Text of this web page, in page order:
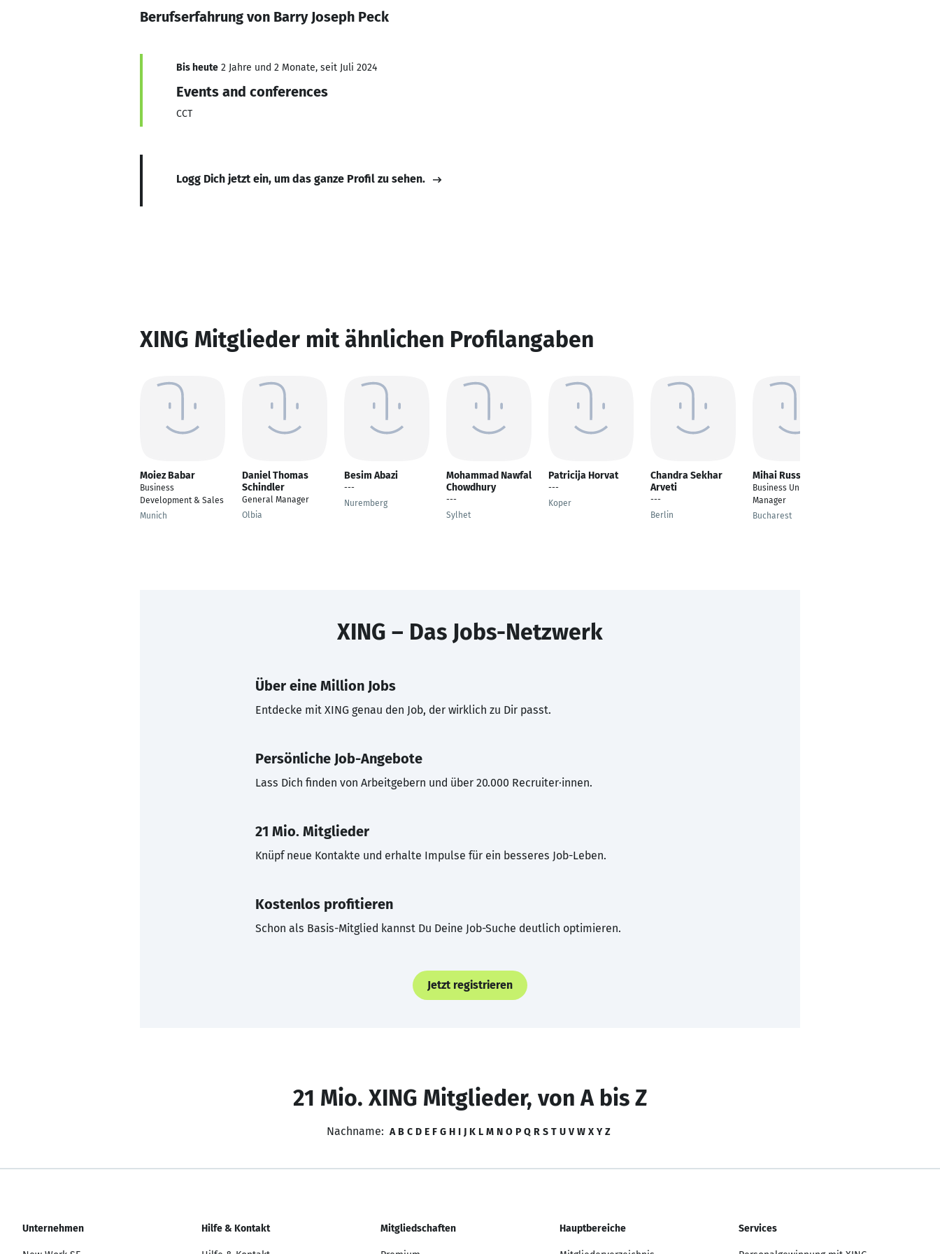
Berufserfahrung von Barry Joseph Peck
Bis heute 2 Jahre und 2 Monate, seit Juli 2024
Events and conferences
CCT
Logg Dich jetzt ein, um das ganze Profil zu sehen.
XING Mitglieder mit ähnlichen Profilangaben
Moiez Babar
Business
Development & Sales
Munich
Daniel Thomas
Schindler
General Manager
Olbia
Besim Abazi
---
Nuremberg
Mohammad Nawfal
Chowdhury
---
Sylhet
Patricija Horvat
---
Koper
Chandra Sekhar
Arveti
---
Berlin
Mihai Russe
Business Unit
Manager
Bucharest
XING – Das Jobs-Netzwerk
Über eine Million Jobs
Entdecke mit XING genau den Job, der wirklich zu Dir passt.
Persönliche Job-Angebote
Lass Dich finden von Arbeitgebern und über 20.000 Recruiter·innen.
21 Mio. Mitglieder
Knüpf neue Kontakte und erhalte Impulse für ein besseres Job-Leben.
Kostenlos profitieren
Schon als Basis-Mitglied kannst Du Deine Job-Suche deutlich optimieren.
Jetzt registrieren
21 Mio. XING Mitglieder, von A bis Z
Nachname: A B C D E F G H I J K L M N O P Q R S T U V W X Y Z
Unternehmen Hilfe & Kontakt Mitgliedschaften Hauptbereiche Services